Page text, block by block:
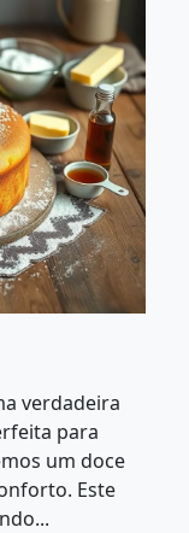
verdadeira
para
um doce
Este